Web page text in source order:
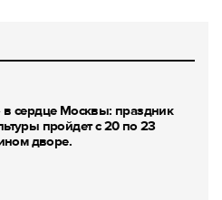
сердце Москвы: праздник
пройдет с 20 по 23
дворе.